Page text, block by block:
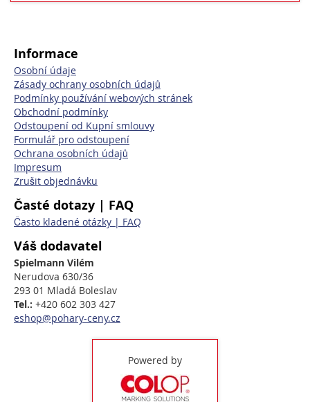
Informace
Osobní údaje
Zásady ochrany osobních údajů
Podmínky používání webových stránek
Obchodní podmínky
Odstoupení od Kupní smlouvy
Formulář pro odstoupení
Ochrana osobních údajů
Impresum
Zrušit objednávku
Časté dotazy | FAQ
Často kladené otázky | FAQ
Váš dodavatel
Spielmann Vilém
Nerudova 630/36
293 01 Mladá Boleslav
Tel.: +420 602 303 427
eshop@pohary-ceny.cz
Powered by